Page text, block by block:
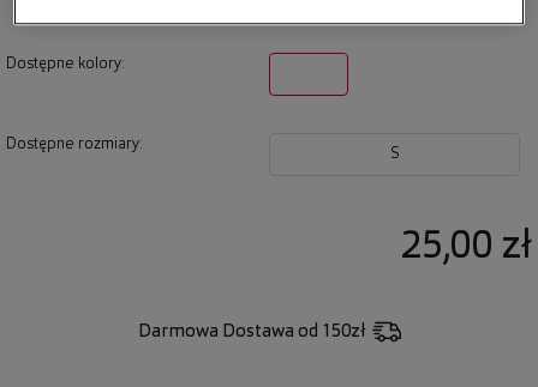
Dostępne kolory:
Dostępne rozmiary:
S
25,00 zł
Darmowa Dostawa od 150zł